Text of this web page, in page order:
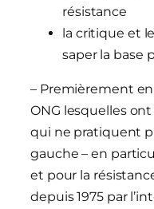
résistance
la critique et
saper la base
– Premièrement
ONG lesquelles
qui ne pratiquent
gauche – en
et pour la
depuis 1975 par